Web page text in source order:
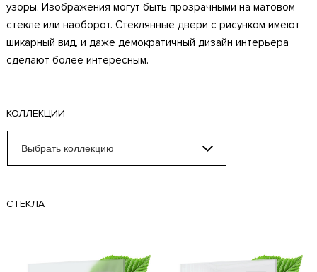
узоры. Изображения могут быть прозрачными на матовом
стекле или наоборот. Стеклянные двери с рисунком имеют
шикарный вид, и даже демократичный дизайн интерьера
сделают более интересным.
КОЛЛЕКЦИИ
СТЕКЛА